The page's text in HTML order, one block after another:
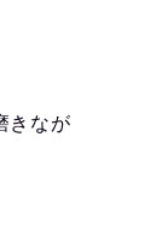
きなが